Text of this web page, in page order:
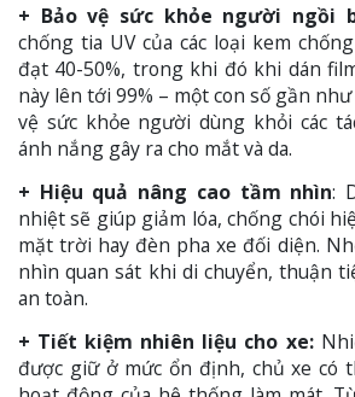
+ Bảo vệ sức khỏe người ngồi
chống tia UV của các loại kem
đạt 40-50%, trong khi đó khi dán
này lên tới 99% – một con số gần
vệ sức khỏe người dùng khỏi các
ánh nắng gây ra cho mắt và da.
+ Hiệu quả nâng cao tầm nhìn:
nhiệt sẽ giúp giảm lóa, chống chói
mặt trời hay đèn pha xe đối diện.
nhìn quan sát khi di chuyển, thuận
an toàn.
+ Tiết kiệm nhiên liệu cho xe:
được giữ ở mức ổn định, chủ xe có